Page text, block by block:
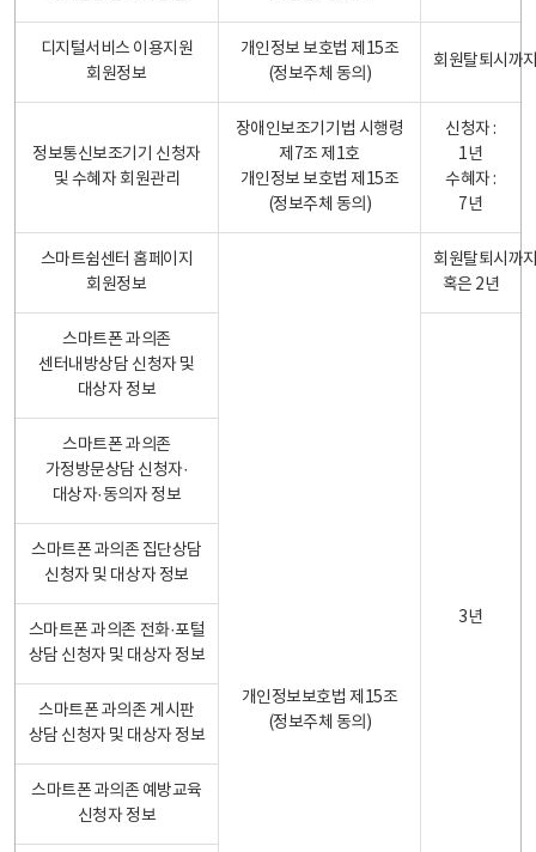
디지털서비스 이용지원
회원정보
개인정보 보호법 제15조
(정보주체 동의)
회원탈퇴시까
정보통신보조기기 신청자
및 수혜자 회원관리
장애인보조기기법 시행령
제7조 제1호
개인정보 보호법 제15조
(정보주체 동의)
신청자 :
1년
수혜자 :
7년
스마트쉼센터 홈페이지
회원정보
개인정보보호법 제15조
(정보주체 동의)
회원탈퇴시까
혹은 2년
스마트폰 과의존
센터내방상담 신청자 및
대상자 정보
3년
스마트폰 과의존
가정방문상담 신청자·
대상자·동의자 정보
스마트폰 과의존 집단상담
신청자 및 대상자 정보
스마트폰 과의존 전화·포털
상담 신청자 및 대상자 정보
스마트폰 과의존 게시판
상담 신청자 및 대상자 정보
스마트폰 과의존 예방교육
신청자 정보